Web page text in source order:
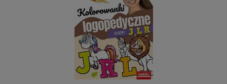
strony)